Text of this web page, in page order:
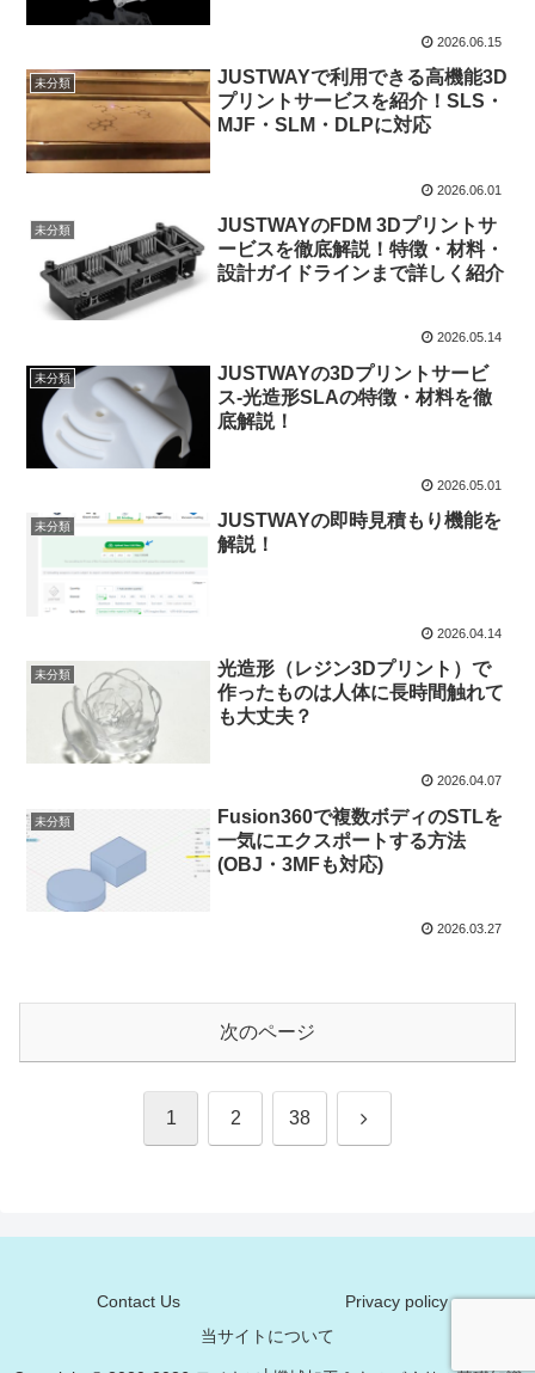
2026.06.15
未分類
JUSTWAYで利用できる高機能3D
プリントサービスを紹介！SLS・
MJF・SLM・DLPに対応
2026.06.01
未分類
JUSTWAYのFDM 3Dプリントサ
ービスを徹底解説！特徴・材料・
設計ガイドラインまで詳しく紹介
2026.05.14
未分類
JUSTWAYの3Dプリントサービ
ス-光造形SLAの特徴・材料を徹
底解説！
2026.05.01
未分類
JUSTWAYの即時見積もり機能を
解説！
2026.04.14
未分類
光造形（レジン3Dプリント）で
作ったものは人体に長時間触れて
も大丈夫？
2026.04.07
未分類
Fusion360で複数ボディのSTLを
一気にエクスポートする方法
(OBJ・3MFも対応)
2026.03.27
次のページ
1 2 38 次
Contact Us
Privacy policy
当サイトについて